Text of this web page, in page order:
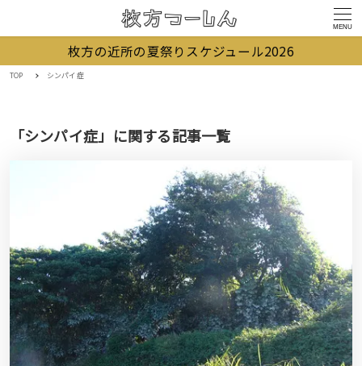
MENU
枚方の近所の夏祭りスケジュール2026
TOP シンパイ症
「シンパイ症」に関する記事一覧